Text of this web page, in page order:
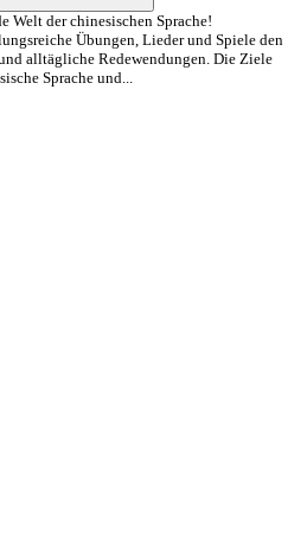
Welt der chinesischen Sprache!
Übungen, Lieder und Spiele den
alltägliche Redewendungen. Die Ziele
Sprache und...